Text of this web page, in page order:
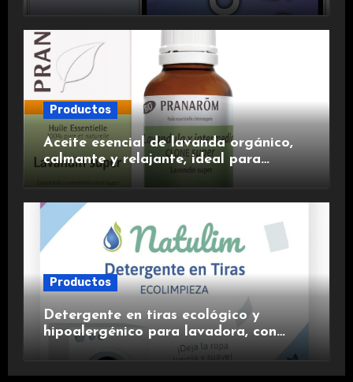
duradera y carga rápida para una
experiencia premium.
Productos
Aceite esencial de lavanda orgánico,
calmante y relajante, ideal para
Productos
Detergente en tiras ecológico y
hipoalergénico para lavadora, con
suavizante incluido y fragancia de
lavanda.